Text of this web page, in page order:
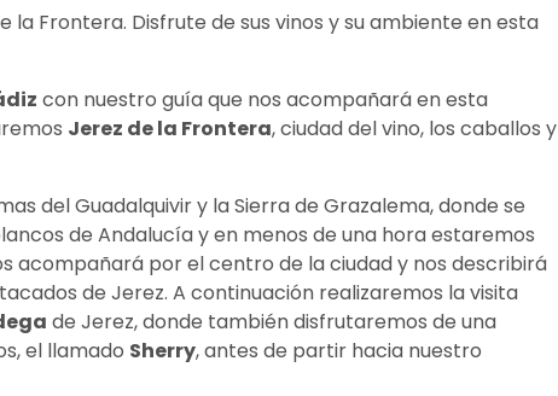
la Frontera. Disfrute de sus vinos y su ambiente en esta
con nuestro guía que nos acompañará en esta
Jerez de la Frontera, ciudad del vino, los caballos y
del Guadalquivir y la Sierra de Grazalema, donde se
de Andalucía y en menos de una hora estaremos
acompañará por el centro de la ciudad y nos describirá
de Jerez. A continuación realizaremos la visita
de Jerez, donde también disfrutaremos de una
el llamado Sherry, antes de partir hacia nuestro